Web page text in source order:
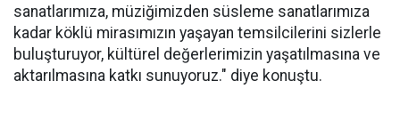
sanatlarımıza, müziğimizden süsleme sanatlarımıza
kadar köklü mirasımızın yaşayan temsilcilerini sizlerle
buluşturuyor, kültürel değerlerimizin yaşatılmasına ve
aktarılmasına katkı sunuyoruz." diye konuştu.